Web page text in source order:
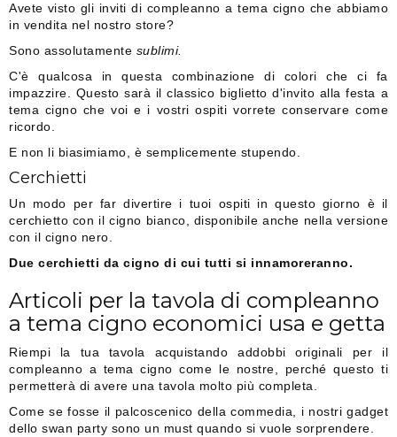
Avete visto gli inviti di compleanno a tema cigno che abbiamo
in vendita nel nostro store?
Sono assolutamente sublimi.
C'è qualcosa in questa combinazione di colori che ci fa
impazzire. Questo sarà il classico biglietto d'invito alla festa a
tema cigno che voi e i vostri ospiti vorrete conservare come
ricordo.
E non li biasimiamo, è semplicemente stupendo.
Cerchietti
Un modo per far divertire i tuoi ospiti in questo giorno è il
cerchietto con il cigno bianco, disponibile anche nella versione
con il cigno nero.
Due cerchietti da cigno di cui tutti si innamoreranno.
Articoli per la tavola di compleanno
a tema cigno economici usa e getta
Riempi la tua tavola acquistando addobbi originali per il
compleanno a tema cigno come le nostre, perché questo ti
permetterà di avere una tavola molto più completa.
Come se fosse il palcoscenico della commedia, i nostri gadget
dello swan party sono un must quando si vuole sorprendere.